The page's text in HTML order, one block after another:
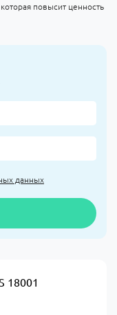
повысит ценность
данных
18001